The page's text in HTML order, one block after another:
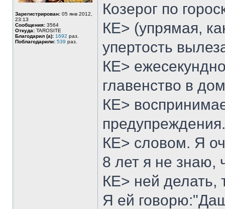
Зарегистрирован: 05 янв 2012,
23:13
Сообщения: 3564
Откуда: TAROSITE
Благодарил (а): 1692 раз.
Поблагодарили: 539 раз.
Козерог по
КЕ> (упрямая,
упертость
КЕ>
главенство в
КЕ>
КЕ> словом. Я
8 лет я не знаю,
КЕ> ней делать,
Я ей